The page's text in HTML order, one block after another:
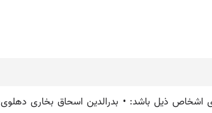
اشخاص ذیل باشد: • بدرالدین اسحاق بخاری